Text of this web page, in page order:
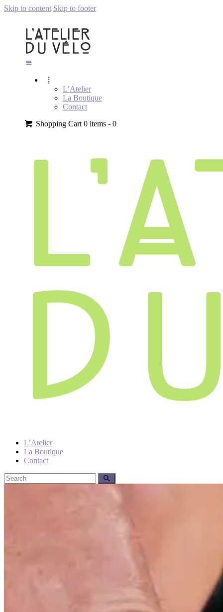
Skip to content Skip to footer
L’Atelier
La Boutique
Contact
Shopping Cart 0 items -0
L’Atelier
La Boutique
Contact